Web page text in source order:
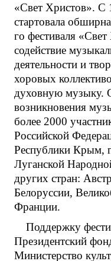
«Свет Христов». С
стартовала
го фестиваля
содействие
деятельности и
хоровых
духовную музыку.
возникновения
более 2000
Российской
Республики Крым,
Луганской
других стран:
Белоруссии,
Франции.
Поддержку
Президентский
Министерство